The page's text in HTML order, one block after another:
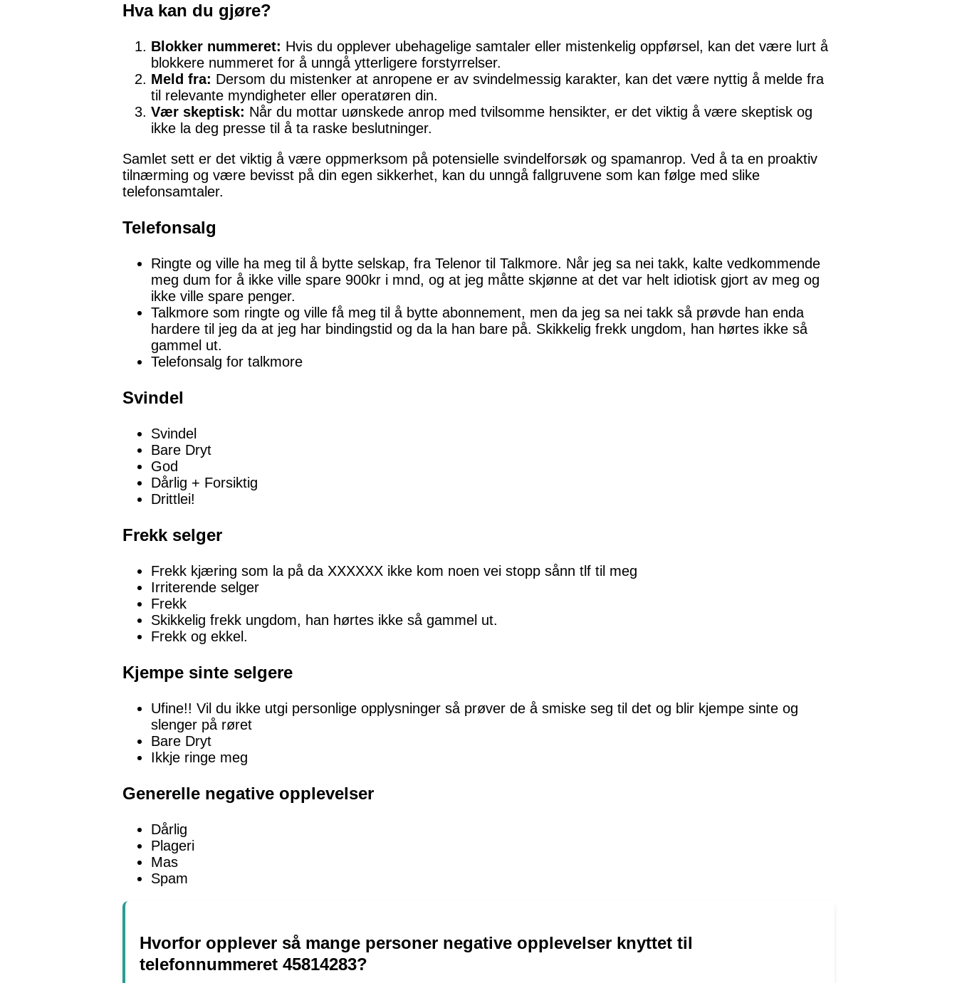
Hva kan du gjøre?
Blokker nummeret: Hvis du opplever ubehagelige samtaler eller mistenkelig oppførsel, kan det være lurt å
blokkere nummeret for å unngå ytterligere forstyrrelser.
Meld fra: Dersom du mistenker at anropene er av svindelmessig karakter, kan det være nyttig å melde fra
til relevante myndigheter eller operatøren din.
Vær skeptisk: Når du mottar uønskede anrop med tvilsomme hensikter, er det viktig å være skeptisk og
ikke la deg presse til å ta raske beslutninger.
Samlet sett er det viktig å være oppmerksom på potensielle svindelforsøk og spamanrop. Ved å ta en proaktiv
tilnærming og være bevisst på din egen sikkerhet, kan du unngå fallgruvene som kan følge med slike
telefonsamtaler.
Telefonsalg
Ringte og ville ha meg til å bytte selskap, fra Telenor til Talkmore. Når jeg sa nei takk, kalte vedkommende
meg dum for å ikke ville spare 900kr i mnd, og at jeg måtte skjønne at det var helt idiotisk gjort av meg og
ikke ville spare penger.
Talkmore som ringte og ville få meg til å bytte abonnement, men da jeg sa nei takk så prøvde han enda
hardere til jeg da at jeg har bindingstid og da la han bare på. Skikkelig frekk ungdom, han hørtes ikke så
gammel ut.
Telefonsalg for talkmore
Svindel
Svindel
Bare Dryt
God
Dårlig + Forsiktig
Drittlei!
Frekk selger
Frekk kjæring som la på da XXXXXX ikke kom noen vei stopp sånn tlf til meg
Irriterende selger
Frekk
Skikkelig frekk ungdom, han hørtes ikke så gammel ut.
Frekk og ekkel.
Kjempe sinte selgere
Ufine!! Vil du ikke utgi personlige opplysninger så prøver de å smiske seg til det og blir kjempe sinte og
slenger på røret
Bare Dryt
Ikkje ringe meg
Generelle negative opplevelser
Dårlig
Plageri
Mas
Spam
Hvorfor opplever så mange personer negative opplevelser knyttet til
telefonnummeret 45814283?